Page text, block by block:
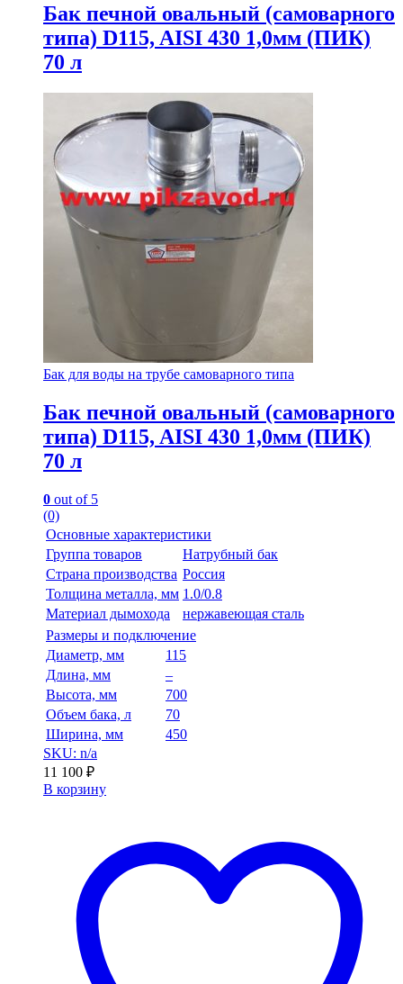
Бак печной овальный (самоварного
типа) D115, AISI 430 1,0мм (ПИК)
70 л
Бак для воды на трубе самоварного типа
Бак печной овальный (самоварного
типа) D115, AISI 430 1,0мм (ПИК)
70 л
0 out of 5
(0)
Основные характеристики
Группа товаров
Натрубный бак
Страна производства Россия
Толщина металла, мм 1.0/0.8
Материал дымохода
нержавеющая сталь
Размеры и подключение
Диаметр, мм
115
Длина, мм
–
Высота, мм
700
Объем бака, л
70
Ширина, мм
450
SKU: n/a
11 100 ₽
В корзину